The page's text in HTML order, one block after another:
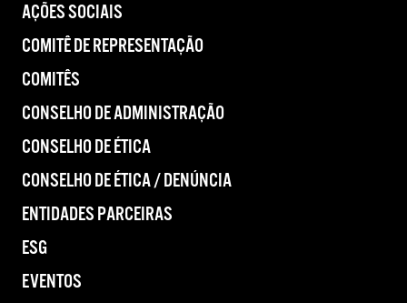
AÇÕES SOCIAIS
COMITÊ DE REPRESENTAÇÃO
COMITÊS
CONSELHO DE ADMINISTRAÇÃO
CONSELHO DE ÉTICA
CONSELHO DE ÉTICA / DENÚNCIA
ENTIDADES PARCEIRAS
ESG
EVENTOS